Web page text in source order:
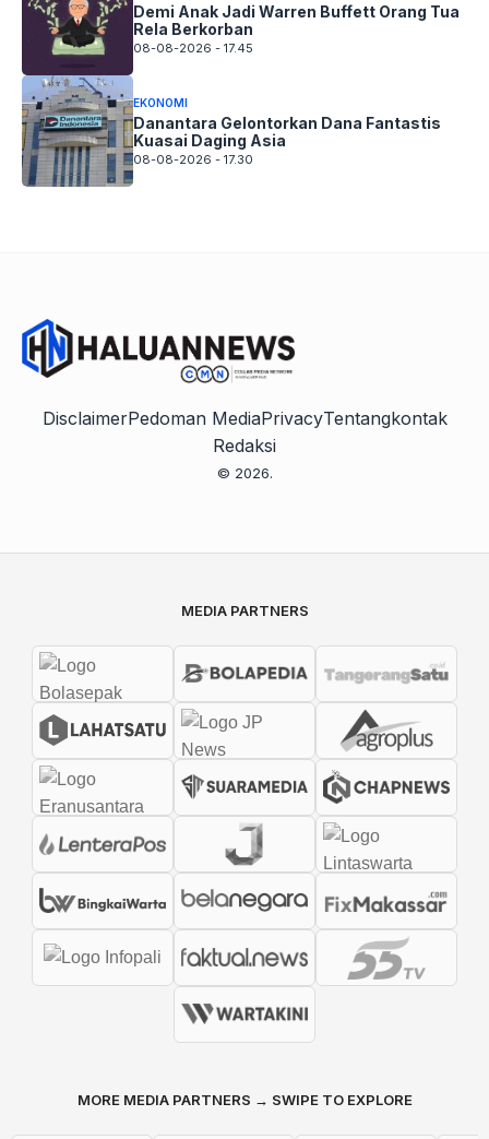
Demi Anak Jadi Warren Buffett Orang Tua
Rela Berkorban
08-08-2026 - 17.45
EKONOMI
Danantara Gelontorkan Dana Fantastis
Kuasai Daging Asia
08-08-2026 - 17.30
DisclaimerPedoman MediaPrivacyTentangkontak
Redaksi
© 2026.
MEDIA PARTNERS
MORE MEDIA PARTNERS → SWIPE TO EXPLORE